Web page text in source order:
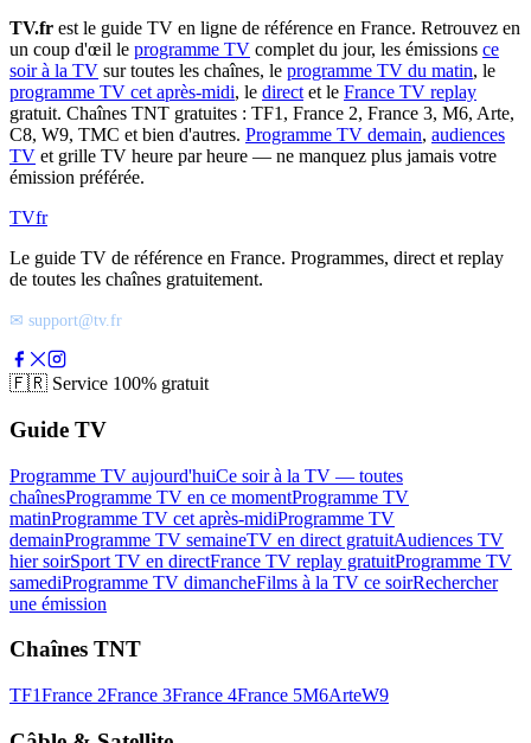
TV.fr est le guide TV en ligne de référence en France. Retrouvez en
un coup d'œil le programme TV complet du jour, les émissions ce
soir à la TV sur toutes les chaînes, le programme TV du matin, le
programme TV cet après-midi, le direct et le France TV replay
gratuit. Chaînes TNT gratuites : TF1, France 2, France 3, M6, Arte,
C8, W9, TMC et bien d'autres. Programme TV demain, audiences
TV et grille TV heure par heure — ne manquez plus jamais votre
émission préférée.
TVfr
Le guide TV de référence en France. Programmes, direct et replay
de toutes les chaînes gratuitement.
✉ support@tv.fr
🇫🇷 Service 100% gratuit
Guide TV
Programme TV aujourd'huiCe soir à la TV — toutes
chaînesProgramme TV en ce momentProgramme TV
matinProgramme TV cet après-midiProgramme TV
demainProgramme TV semaineTV en direct gratuitAudiences TV
hier soirSport TV en directFrance TV replay gratuitProgramme TV
samediProgramme TV dimancheFilms à la TV ce soirRechercher
une émission
Chaînes TNT
TF1France 2France 3France 4France 5M6ArteW9